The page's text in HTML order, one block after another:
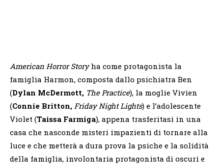
American Horror Storyha come protagonista la
famiglia Harmon, composta dallo psichiatra Ben
(Dylan McDermott, The Practice), la moglie Vivien
(Connie Britton, Friday Night Lights) e l’adolescente
Violet (Taissa Farmiga), appena trasferitasi in una
casa che nasconde misteri impazienti di tornare alla
luce e che metterà a dura prova la psiche e la solidità
della famiglia, involontaria protagonista di oscuri e